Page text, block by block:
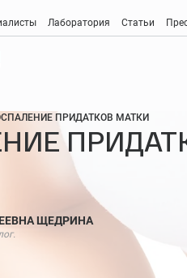
Лаборатория Статьи
медицина
и косметология
ПРИДАТКОВ МАТКИ
ЩЕДРИНА